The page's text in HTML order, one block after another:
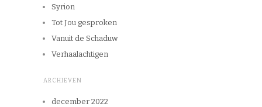
Syrion
Tot Jou gesproken
Vanuit de Schaduw
Verhaalachtigen
ARCHIEVEN
december 2022